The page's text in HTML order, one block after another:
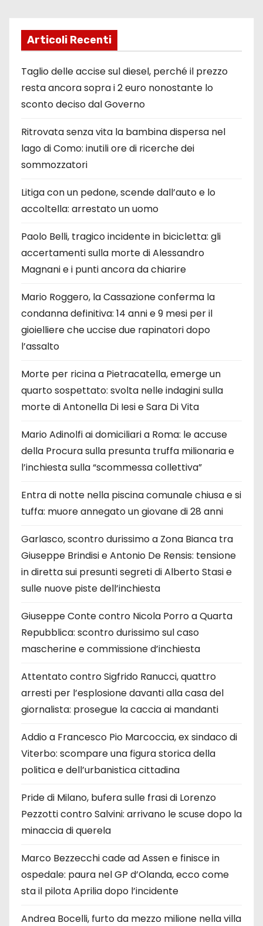
Articoli Recenti
Taglio delle accise sul diesel, perché il prezzo
resta ancora sopra i 2 euro nonostante lo
sconto deciso dal Governo
Ritrovata senza vita la bambina dispersa nel
lago di Como: inutili ore di ricerche dei
sommozzatori
Litiga con un pedone, scende dall’auto e lo
accoltella: arrestato un uomo
Paolo Belli, tragico incidente in bicicletta: gli
accertamenti sulla morte di Alessandro
Magnani e i punti ancora da chiarire
Mario Roggero, la Cassazione conferma la
condanna definitiva: 14 anni e 9 mesi per il
gioielliere che uccise due rapinatori dopo
l’assalto
Morte per ricina a Pietracatella, emerge un
quarto sospettato: svolta nelle indagini sulla
morte di Antonella Di Iesi e Sara Di Vita
Mario Adinolfi ai domiciliari a Roma: le accuse
della Procura sulla presunta truffa milionaria e
l’inchiesta sulla “scommessa collettiva”
Entra di notte nella piscina comunale chiusa e si
tuffa: muore annegato un giovane di 28 anni
Garlasco, scontro durissimo a Zona Bianca tra
Giuseppe Brindisi e Antonio De Rensis: tensione
in diretta sui presunti segreti di Alberto Stasi e
sulle nuove piste dell’inchiesta
Giuseppe Conte contro Nicola Porro a Quarta
Repubblica: scontro durissimo sul caso
mascherine e commissione d’inchiesta
Attentato contro Sigfrido Ranucci, quattro
arresti per l’esplosione davanti alla casa del
giornalista: prosegue la caccia ai mandanti
Addio a Francesco Pio Marcoccia, ex sindaco di
Viterbo: scompare una figura storica della
politica e dell’urbanistica cittadina
Pride di Milano, bufera sulle frasi di Lorenzo
Pezzotti contro Salvini: arrivano le scuse dopo la
minaccia di querela
Marco Bezzecchi cade ad Assen e finisce in
ospedale: paura nel GP d’Olanda, ecco come
sta il pilota Aprilia dopo l’incidente
Andrea Bocelli, furto da mezzo milione nella villa